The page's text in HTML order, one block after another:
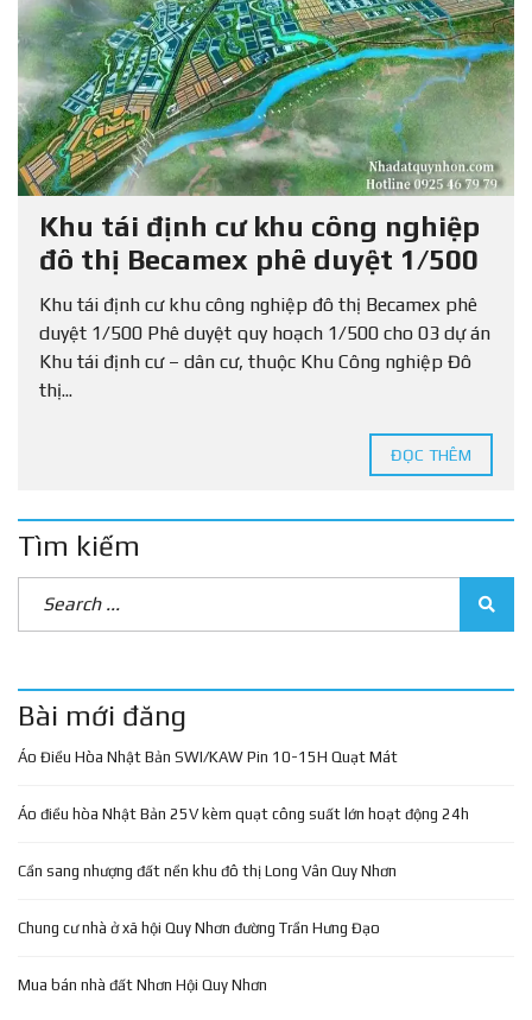
Khu tái định cư khu công nghiệp
đô thị Becamex phê duyệt 1/500
Khu tái định cư khu công nghiệp đô thị Becamex phê
duyệt 1/500 Phê duyệt quy hoạch 1/500 cho 03 dự án
Khu tái định cư – dân cư, thuộc Khu Công nghiệp Đô
thị...
ĐỌC THÊM
Tìm kiếm
Bài mới đăng
Áo Điều Hòa Nhật Bản SWI/KAW Pin 10-15H Quạt Mát
Áo điều hòa Nhật Bản 25V kèm quạt công suất lớn hoạt động 24h
Cần sang nhượng đất nền khu đô thị Long Vân Quy Nhơn
Chung cư nhà ở xã hội Quy Nhơn đường Trần Hưng Đạo
Mua bán nhà đất Nhơn Hội Quy Nhơn